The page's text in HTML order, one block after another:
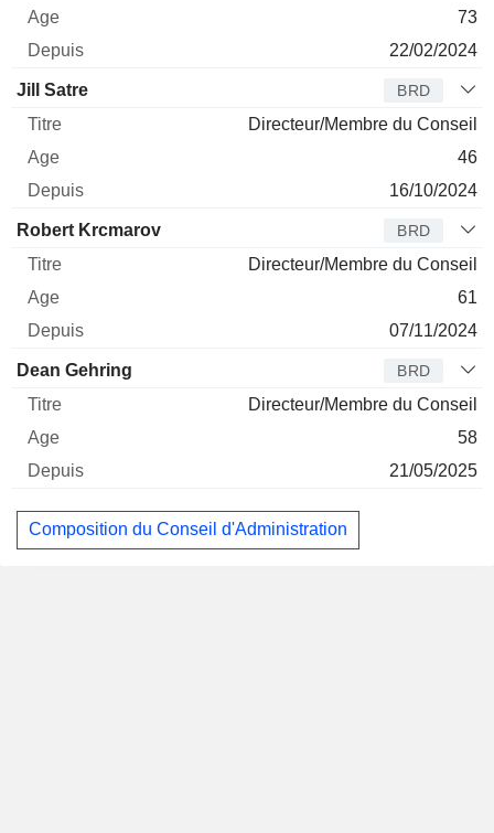
73
22/02/2024
Jill Satre BRD
Directeur/Membre du Conseil
46
16/10/2024
Robert Krcmarov BRD
Directeur/Membre du Conseil
61
07/11/2024
Dean Gehring BRD
Directeur/Membre du Conseil
58
21/05/2025
Composition du Conseil d'Administration